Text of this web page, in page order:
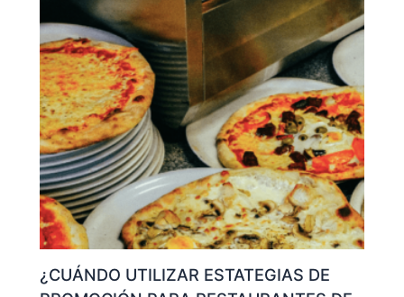
¿CUÁNDO UTILIZAR ESTATEGIAS DE